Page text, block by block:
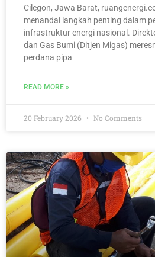
Cilegon, Jawa Barat,
menandai langkah penting dalam
infrastruktur energi nasional.
dan Gas Bumi (Ditjen Migas)
perdana pipa
READ MORE »
20 February 2026 No Comments